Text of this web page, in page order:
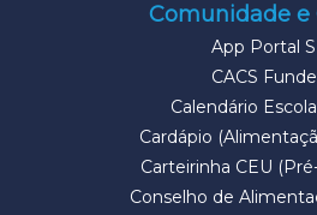
Comunidade e
App Portal
CACS
Calendário
Cardápio
Carteirinha CEU
Conselho de